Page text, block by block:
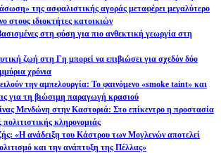
της ασφαλιστικής αγοράς μεταφέρει μεγαλύτερο
στους ιδιοκτήτες κατοικιών
στη φύση για πιο ανθεκτική γεωργία στη
ζωή στη Γη μπορεί να επιβιώσει για σχεδόν δύο
χρόνια
την αμπελουργία: Το φαινόμενο «smoke taint» και
για τη βιώσιμη παραγωγή κρασιού
Μενδώνη στην Καστοριά: Στο επίκεντρο η προστασία
πολιτιστικής κληρονομιάς
«Η ανάδειξη του Κάστρου των Μογλενών αποτελεί
και την ανάπτυξη της Πέλλας»